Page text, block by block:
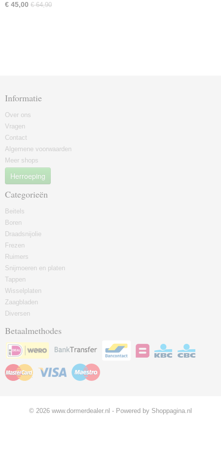
€ 45,00 € 64,90
Informatie
Over ons
Vragen
Contact
Algemene voorwaarden
Meer shops
Herroeping
Categorieën
Beitels
Boren
Draadsnijolie
Frezen
Ruimers
Snijmoeren en platen
Tappen
Wisselplaten
Zaagbladen
Diversen
Betaalmethodes
© 2026 www.dormerdealer.nl - Powered by Shoppagina.nl